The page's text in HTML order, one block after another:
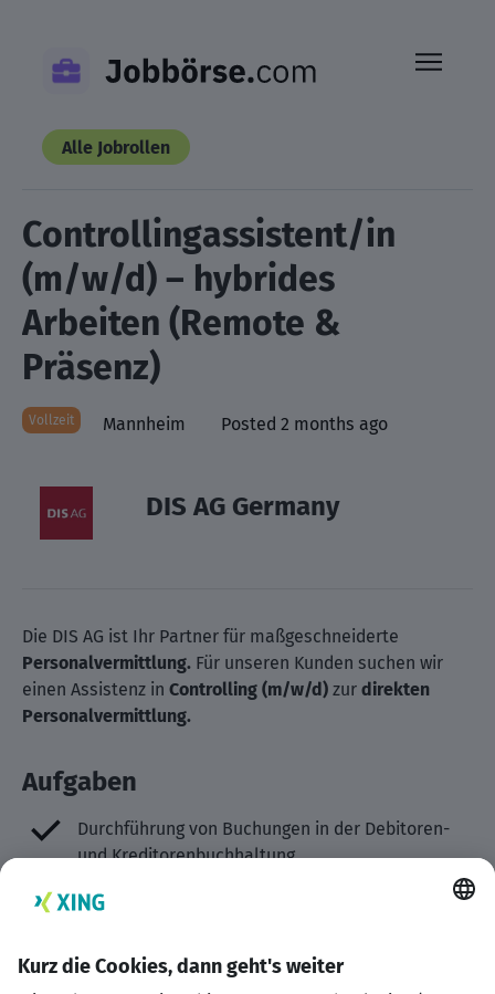
content
Alle Jobrollen
Controllingassistent/in
(m/w/d) – hybrides
Arbeiten (Remote &
Präsenz)
Vollzeit Mannheim Posted 2 months ago
DIS AG Germany
Die DIS AG ist Ihr Partner für maßgeschneiderte
Personalvermittlung. Für unseren Kunden suchen wir
einen Assistenz in Controlling (m/w/d) zur direkten
Personalvermittlung.
Aufgaben
Durchführung von Buchungen in der Debitoren-
und Kreditorenbuchhaltung
Bearbeitung und Abstimmung von Bilanz- und
Unterstützung der Bilanzbuchhaltung bei der